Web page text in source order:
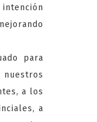
para
a los
a